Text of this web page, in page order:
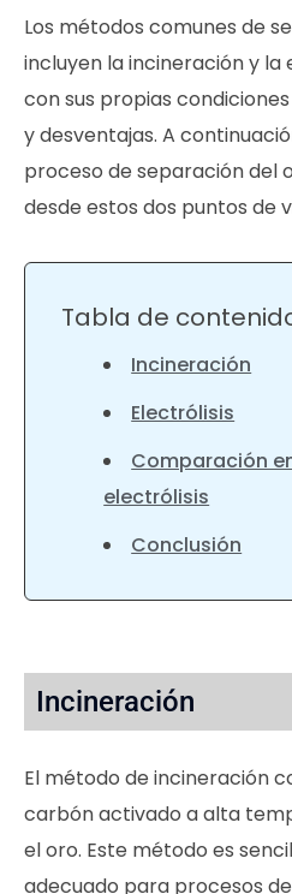
Los métodos comunes de
incluyen la incineración y la
con sus propias
y desventajas. A
proceso de separación del
desde estos dos puntos de
Tabla de
Incineración
Electrólisis
Comparación
electrólisis
Conclusión
Incineración
El método de incineración
carbón activado a alta
el oro. Este método es
adecuado para procesos